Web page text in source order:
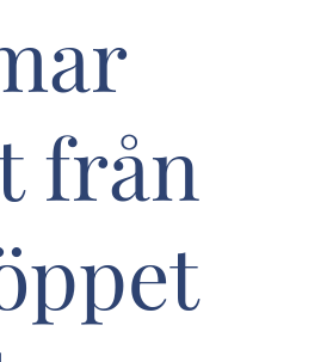
från